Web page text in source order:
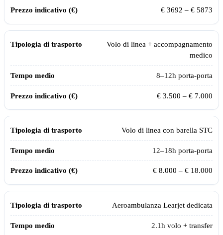
€ 3692 – € 5873
Volo di linea + accompagnamento
medico
8–12h porta-porta
€ 3.500 – € 7.000
Volo di linea con barella STC
12–18h porta-porta
€ 8.000 – € 18.000
Aeroambulanza Learjet dedicata
2.1h volo + transfer